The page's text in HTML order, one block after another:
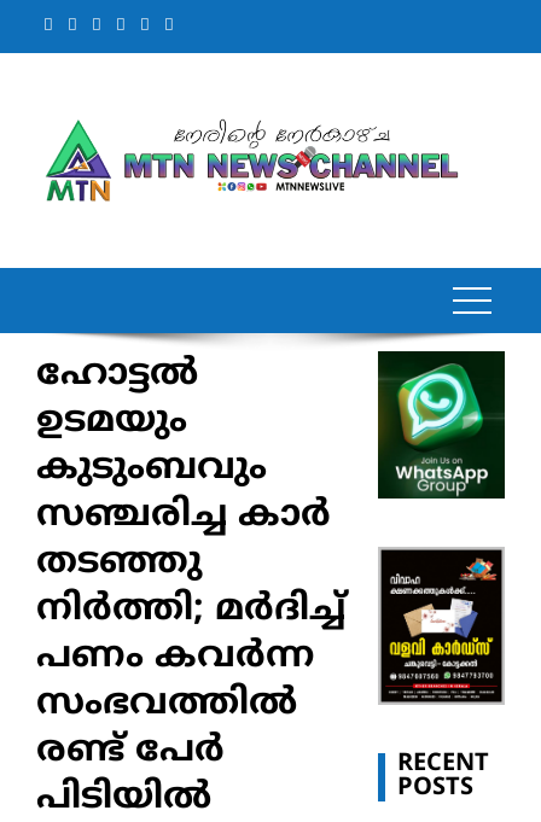
ഹോട്ടല്‍
ഉടമയും
കുടുംബവും
സഞ്ചരിച്ച കാര്‍
തടഞ്ഞു
നിര്‍ത്തി; മർദിച്ച്
പണം കവർന്ന
സംഭവത്തില്‍
രണ്ട് പേർ
പിടിയിൽ
RECENT
POSTS